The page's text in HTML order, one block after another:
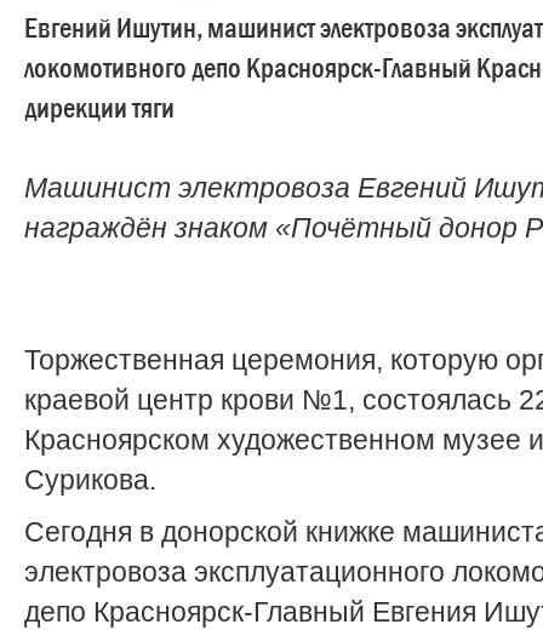
Евгений Ишутин, машинист электровоза
локомотивного депо Красноярск-Главный
дирекции тяги
Машинист электровоза Евгений
награждён знаком «Почётный донор
Торжественная церемония, которую
краевой центр крови №1, состоялась
Красноярском художественном музее
Сурикова.
Сегодня в донорской книжке
электровоза эксплуатационного
депо Красноярск-Главный Евгения